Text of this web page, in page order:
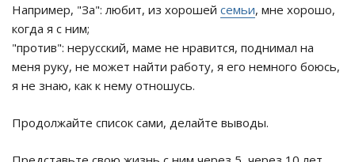
Например, "За": любит, из хорошей семьи, мне хорошо,
когда я с ним;
"против": нерусский, маме не нравится, поднимал на
меня руку, не может найти работу, я его немного боюсь,
я не знаю, как к нему отношусь.
Продолжайте список сами, делайте выводы.